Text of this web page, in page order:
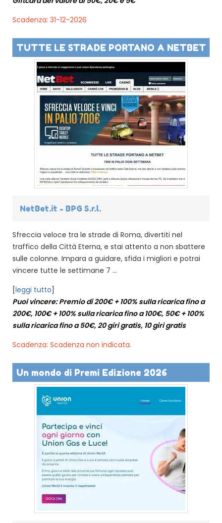
Scadenza: 31-12-2026
TUTTE LE STRADE PORTANO A NETBET
NetBet.it - BPG S.r.l.
Sfreccia veloce tra le strade di Roma, divertiti nel
traffico della Città Eterna, e stai attento a non sbattere
sulle colonne. Impara a guidare, sfida i migliori e potrai
vincere tutte le settimane 7 ...
[leggi tutto]
Puoi vincere: Premio di 200€ + 100% sulla ricarica fino a
200€, 100€ + 100% sulla ricarica fino a 100€, 50€ + 100%
sulla ricarica fino a 50€, 20 giri gratis, 10 giri gratis
Scadenza: Scadenza non indicata.
Un mondo di Premi Edizione 2026